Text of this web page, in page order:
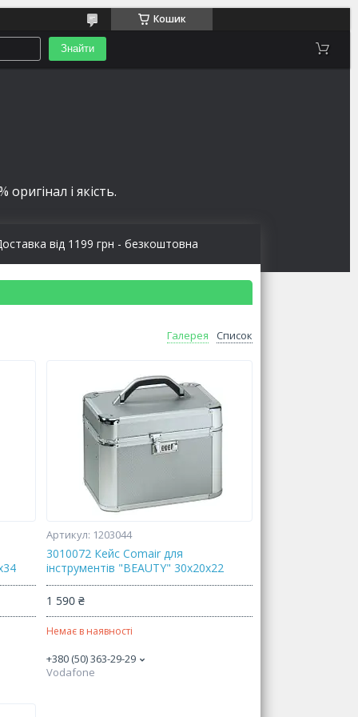
Кошик
Знайти
і якість.
від 1199 грн - безкоштовна
Галерея Список
1203044
3010072 Кейс Comair для
інструментів "BEAUTY" 30х20х22
1 590 ₴
Немає в наявності
+380 (50) 363-29-29
Vodafone